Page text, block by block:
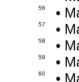
56 •
57 •
58 •
59 •
60 •